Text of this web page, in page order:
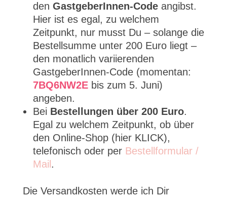
den GastgeberInnen-Codeangibst.
Hier ist es egal, zu welchem
Zeitpunkt, nur musst Du – solange die
Bestellsumme unter 200 Euro liegt –
den monatlich variierenden
GastgeberInnen-Code (momentan:
7BQ6NW2Ebis zum 5. Juni)
angeben.
Bei Bestellungen über 200 Euro.
Egal zu welchem Zeitpunkt, ob über
den Online-Shop (hier KLICK),
telefonisch oder per Bestellformular /
Mail .
Die Versandkosten werde ich Dir